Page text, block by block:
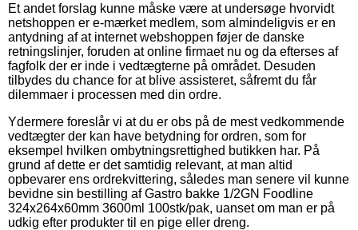
Et andet forslag kunne måske være at undersøge hvorvidt
netshoppen er e-mærket medlem, som almindeligvis er en
antydning af at internet webshoppen føjer de danske
retningslinjer, foruden at online firmaet nu og da efterses af
fagfolk der er inde i vedtægterne på området. Desuden
tilbydes du chance for at blive assisteret, såfremt du får
dilemmaer i processen med din ordre.
Ydermere foreslår vi at du er obs på de mest vedkommende
vedtægter der kan have betydning for ordren, som for
eksempel hvilken ombytningsrettighed butikken har. På
grund af dette er det samtidig relevant, at man altid
opbevarer ens ordrekvittering, således man senere vil kunne
bevidne sin bestilling af Gastro bakke 1/2GN Foodline
324x264x60mm 3600ml 100stk/pak, uanset om man er på
udkig efter produkter til en pige eller dreng.